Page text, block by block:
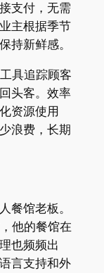
支付，无需
主根据季节
持新鲜感。
具追踪顾客
头客。效率
资源使用
浪费，长期
餐馆老板。
他的餐馆在
也频频出
言支持和外